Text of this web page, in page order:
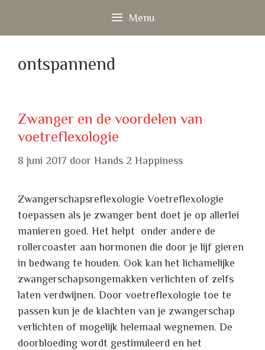
de
Menu
ontspannend
Zwanger en de voordelen van
voetreflexologie
8 juni 2017 door Hands 2 Happiness
Zwangerschapsreflexologie Voetreflexologie
toepassen als je zwanger bent doet je op allerlei
manieren goed. Het helpt onder andere de
rollercoaster aan hormonen die door je lijf gieren
in bedwang te houden. Ook kan het lichamelijke
zwangerschapsongemakken verlichten of zelfs
laten verdwijnen. Door voetreflexologie toe te
passen kun je de klachten van je zwangerschap
verlichten of mogelijk helemaal wegnemen. De
doorbloeding wordt gestimuleerd en het